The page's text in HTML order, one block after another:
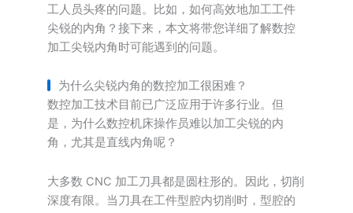
工人员头疼的问题。比如，如何高效地加工工件
尖锐的内角？接下来，本文将带您详细了解数控
加工尖锐内角时可能遇到的问题。
为什么尖锐内角的数控加工很困难？
数控加工技术目前已广泛应用于许多行业。但
是，为什么数控机床操作员难以加工尖锐的内
角，尤其是直线内角呢？
大多数 CNC 加工刀具都是圆柱形的。因此，切削
深度有限。当刀具在工件型腔内切削时，型腔的